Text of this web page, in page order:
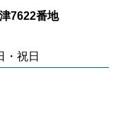
7622番地
・祝日